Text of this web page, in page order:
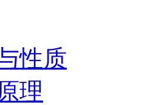
性质
理